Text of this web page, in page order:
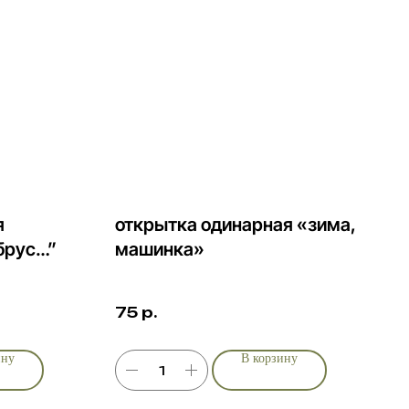
открытка одинарная «зима,
машинка»
75 р.
В корзину